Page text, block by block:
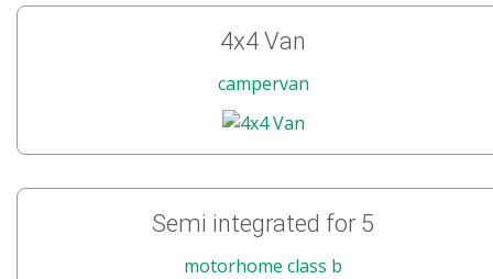
4x4 Van
campervan
Semi integrated for 5
motorhome class b